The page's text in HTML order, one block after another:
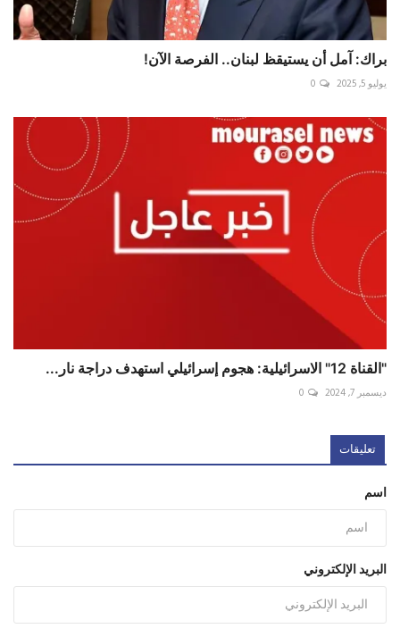
براك: آمل أن يستيقظ لبنان.. الفرصة الآن!
يوليو 5, 2025 0
"القناة 12" الاسرائيلية: هجوم إسرائيلي استهدف دراجة نار...
ديسمبر 7, 2024 0
تعليقات
اسم
البريد الإلكتروني